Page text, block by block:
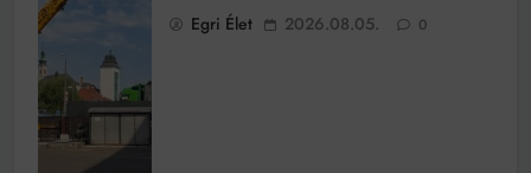
Egri Élet 2026.08.05. 0